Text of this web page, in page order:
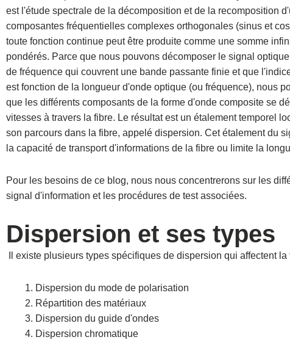
est l'étude spectrale de la décomposition et de la recomposition
composantes fréquentielles complexes orthogonales (sinus et
toute fonction continue peut être produite comme une somme
pondérés. Parce que nous pouvons décomposer le signal
de fréquence qui couvrent une bande passante finie et que
est fonction de la longueur d'onde optique (ou fréquence), nous
que les différents composants de la forme d'onde composite se
vitesses à travers la fibre. Le résultat est un étalement temporel
son parcours dans la fibre, appelé dispersion. Cet étalement du
la capacité de transport d'informations de la fibre ou limite la
Pour les besoins de ce blog, nous nous concentrerons sur les
signal d'information et les procédures de test associées.
Dispersion et ses types
Il existe plusieurs types spécifiques de dispersion qui affectent
Dispersion du mode de polarisation
Répartition des matériaux
Dispersion du guide d'ondes
Dispersion chromatique